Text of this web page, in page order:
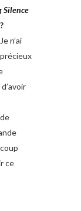
Silence
n’ai
ce